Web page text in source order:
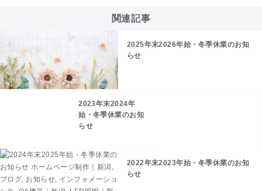
関連記事
2025年末2026年始・冬季休業のお知
らせ
2023年末2024年
始・冬季休業のお知
らせ
2022年末2023年始・冬季休業のお知
らせ